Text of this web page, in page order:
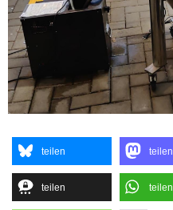
teilen teilen
teilen teilen